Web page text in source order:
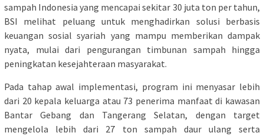
sampah Indonesia yang mencapai sekitar 30 juta ton per tahun,
BSI melihat peluang untuk menghadirkan solusi berbasis
keuangan sosial syariah yang mampu memberikan dampak
nyata, mulai dari pengurangan timbunan sampah hingga
peningkatan kesejahteraan masyarakat.
Pada tahap awal implementasi, program ini menyasar lebih
dari 20 kepala keluarga atau 73 penerima manfaat di kawasan
Bantar Gebang dan Tangerang Selatan, dengan target
mengelola lebih dari 27 ton sampah daur ulang serta